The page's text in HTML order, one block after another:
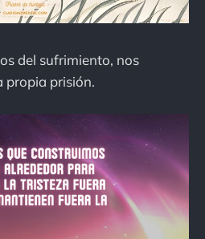
del sufrimiento, nos
propia prisión.